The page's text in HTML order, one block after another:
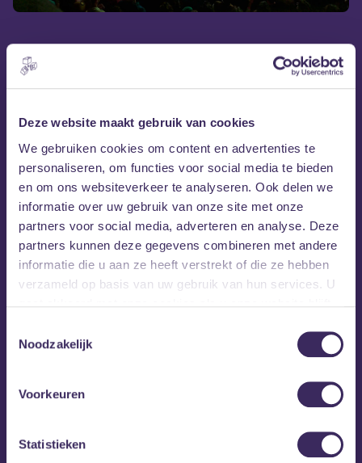
Deze website maakt gebruik van cookies
We gebruiken cookies om content en advertenties te
personaliseren, om functies voor social media te bieden
en om ons websiteverkeer te analyseren. Ook delen we
informatie over uw gebruik van onze site met onze
partners voor social media, adverteren en analyse. Deze
partners kunnen deze gegevens combineren met andere
informatie die u aan ze heeft verstrekt of die ze hebben
verzameld op basis van uw gebruik van hun services. U
Noodzakelijk
Voorkeuren
Statistieken
MEZZ Busker Friendly Fire
Voor het festival zoekt MEZZ de samenwerking met
curatoren die meedenken op het gebied van
programmering. MEZZ werkt samen met Björn
Nuyens vanBuskeren Harold de Boer vanFriendly
Fire. Zij zijn als geen ander op de hoogte van alle
spannende nieuwe acts die zich in België
bewegen. Samen komen we tot een programma
dat vernieuwend, interessant en spannend is op
veel verschillende vlakken.
Volg Ik Zie U Graag online
Herontdek het Belgische talent van Ik Zie U Graag
2026.